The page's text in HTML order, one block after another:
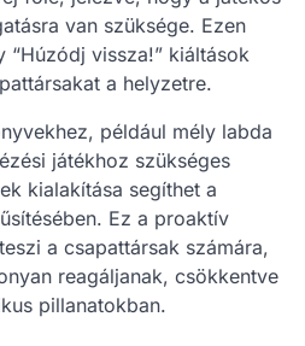
van szüksége. Ezen
“Húzódj vissza!” kiáltások
a helyzetre.
például mély labda
játékhoz szükséges
kialakítása segíthet a
Ez a proaktív
a csapattársak számára,
reagáljanak, csökkentve
pillanatokban.